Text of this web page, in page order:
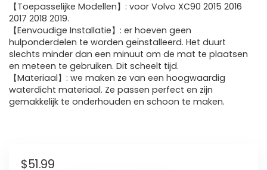
【Toepasselijke Modellen】: voor Volvo XC90 2015 2016
2017 2018 2019.
【Eenvoudige Installatie】: er hoeven geen
hulponderdelen te worden geïnstalleerd. Het duurt
slechts minder dan een minuut om de mat te plaatsen
en meteen te gebruiken. Dit scheelt tijd.
【Materiaal】: we maken ze van een hoogwaardig
waterdicht materiaal. Ze passen perfect en zijn
gemakkelijk te onderhouden en schoon te maken.
$51.99